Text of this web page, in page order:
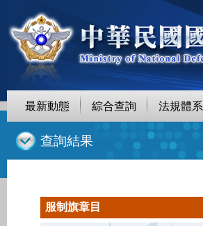
最新動態 綜合查詢 法規體系
查詢結果
服制旗章目